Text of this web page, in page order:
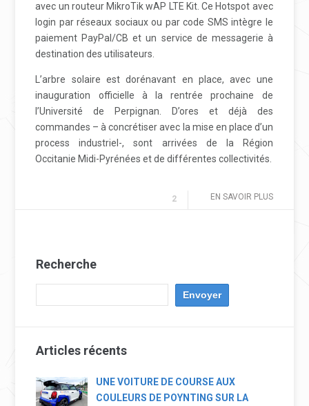
avec un routeur MikroTik wAP LTE Kit. Ce Hotspot avec
login par réseaux sociaux ou par code SMS intègre le
paiement PayPal/CB et un service de messagerie à
destination des utilisateurs.
L’arbre solaire est dorénavant en place, avec une
inauguration officielle à la rentrée prochaine de
l’Université de Perpignan. D’ores et déjà des
commandes – à concrétiser avec la mise en place d’un
process industriel-, sont arrivées de la Région
Occitanie Midi-Pyrénées et de différentes collectivités.
EN SAVOIR PLUS
2
Recherche
Articles récents
UNE VOITURE DE COURSE AUX
COULEURS DE POYNTING SUR LA